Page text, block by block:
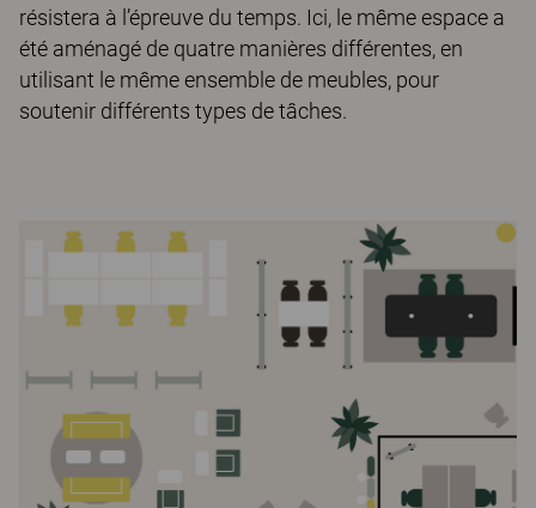
résistera à l’épreuve du temps. Ici, le même espace a
été aménagé de quatre manières différentes, en
utilisant le même ensemble de meubles, pour
soutenir différents types de tâches.